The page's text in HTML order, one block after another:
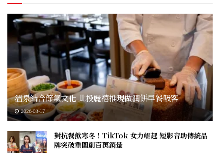
溫泉結合節氣文化 北投麗禧推現做潤餅早餐吸客
2026-03-17
對抗餐飲寒冬！TikTok 女力崛起 短影音助傳統品
牌突破重圍創百萬銷量